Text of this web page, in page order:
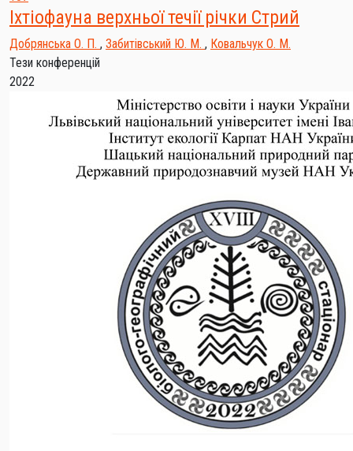
Іхтіофауна верхньої течії річки Стрий
Добрянська О. П. , Забитівський Ю. М. , Ковальчук О. М.
Тези конференцій
2022